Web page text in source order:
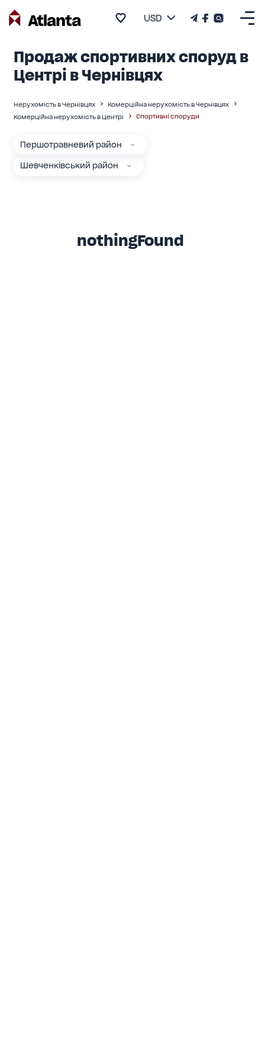
USD
Продаж спортивних споруд в
Центрі в Чернівцях
Нерухомість в Чернівцях
Комерційна нерухомість в Чернівцях
Комерційна нерухомість в Центрі
Спортивні споруди
Першотравневий район
Шевченківський район
nothingFound